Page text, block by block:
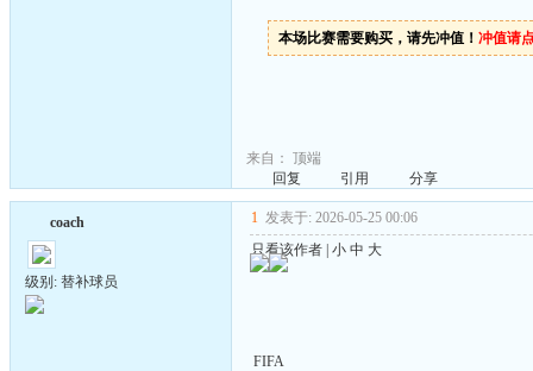
本场比赛需要购买，请先冲值！ 冲值请
来自： 顶端
回复
引用 分享
coach
级别: 替补球员
1 发表于: 2026-05-25 00:06
只看该作者 小 中 大
FIFA